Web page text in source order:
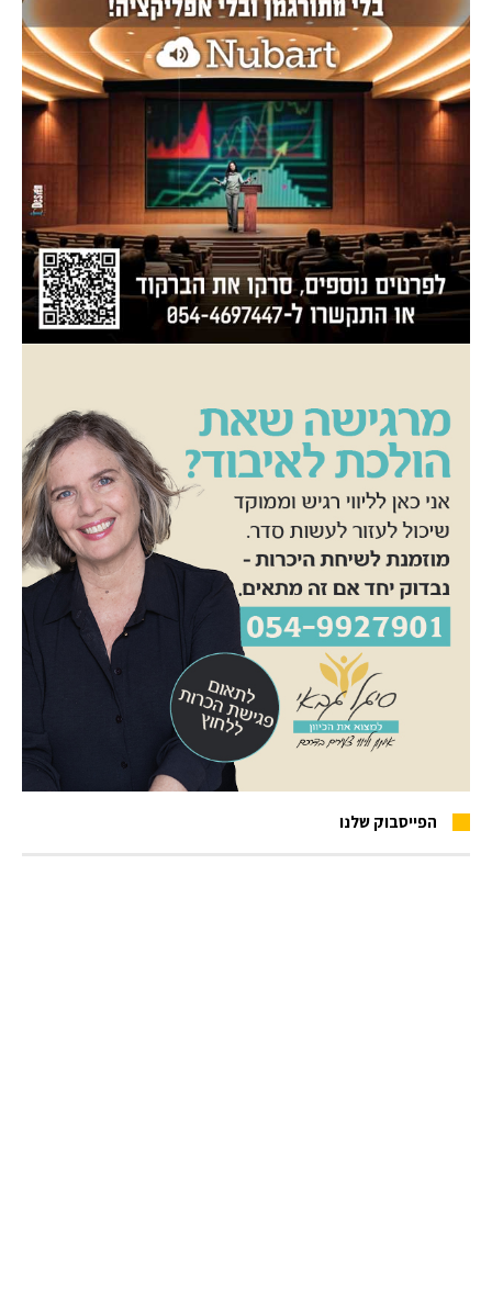
הפייסבוק שלנו